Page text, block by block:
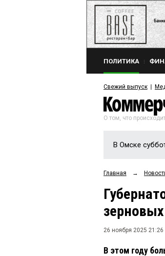
ПОЛИТИКА
Свежий выпуск
О том, что
В Омске
Главная →
26 ноября 2025 21:26
В этом году